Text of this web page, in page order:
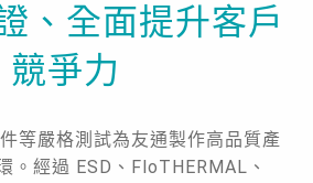
、全面提升客戶
競爭力
等嚴格測試為友通製作高品質產
。經過 ESD、FloTHERMAL、